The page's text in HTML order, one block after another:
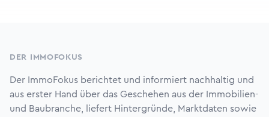
DER IMMOFOKUS
Der ImmoFokus berichtet und informiert nachhaltig und
aus erster Hand über das Geschehen aus der Immobilien-
und Baubranche, liefert Hintergründe, Marktdaten sowie